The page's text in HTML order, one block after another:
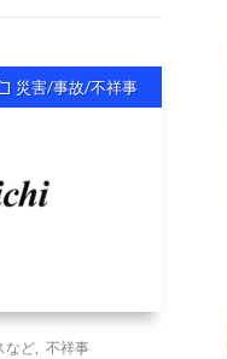
災害/事故/不祥事
など ,不祥事